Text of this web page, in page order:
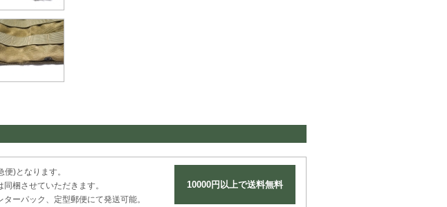
10000円以上で送料無料
)となります。
梱させていただきます。
ーパック、定型郵便にて発送可能。